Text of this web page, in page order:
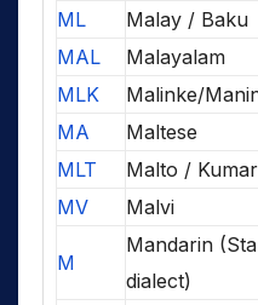
ML
Malay / Baku
MAL
Malayalam
MLK
Malinke/
MA
Maltese
MLT
Malto /
MV
Malvi
M
Mandarin
dialect)